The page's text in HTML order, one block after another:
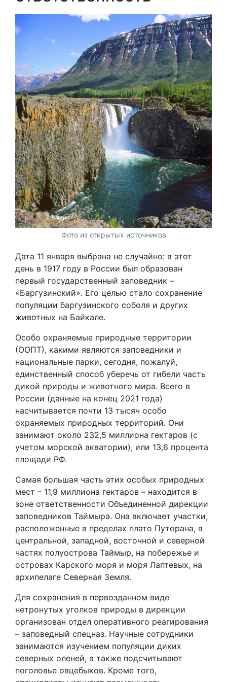
Фото из открытых источников
Дата 11 января выбрана не случайно: в этот
день в 1917 году в России был образован
первый государственный заповедник –
«Баргузинский». Его целью стало сохранение
популяции баргузинского соболя и других
животных на Байкале.
Особо охраняемые природные территории
(ООПТ), какими являются заповедники и
национальные парки, сегодня, пожалуй,
единственный способ уберечь от гибели часть
дикой природы и животного мира. Всего в
России (данные на конец 2021 года)
насчитывается почти 13 тысяч особо
охраняемых природных территорий. Они
занимают около 232,5 миллиона гектаров (с
учетом морской акватории), или 13,6 процента
площади РФ.
Самая большая часть этих особых природных
мест – 11,9 миллиона гектаров – находится в
зоне ответственности Объединенной дирекции
заповедников Таймыра. Она включает участки,
расположенные в пределах плато Путорана, в
центральной, западной, восточной и северной
частях полуострова Таймыр, на побережье и
островах Карского моря и моря Лаптевых, на
архипелаге Северная Земля.
Для сохранения в первозданном виде
нетронутых уголков природы в дирекции
организован отдел оперативного реагирования
– заповедный спецназ. Научные сотрудники
занимаются изучением популяции диких
северных оленей, а также подсчитывают
поголовье овцебыков. Кроме того,